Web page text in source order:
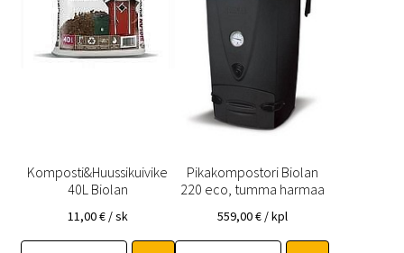
Komposti&Huussikuivike
40L Biolan
11,00€ / sk
Pikakompostori Biolan
220 eco, tumma harmaa
559,00€ / kpl